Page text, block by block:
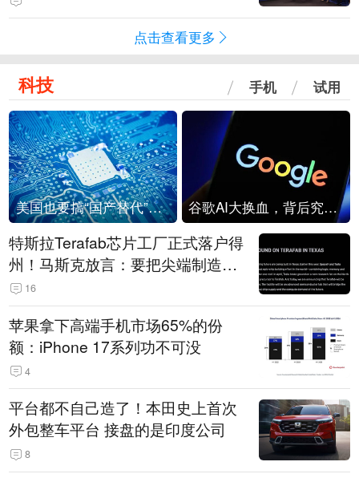
点击查看更多
科技 手机 试用
美国也要搞“国产替代”？先算清三笔账 谷歌AI大换血，背后究竟发生了什么？
特斯拉Terafab芯片工厂正式落户得
州！马斯克放言：要把尖端制造带
回美国
16
苹果拿下高端手机市场65%的份
额：iPhone 17系列功不可没
4
平台都不自己造了！本田史上首次
外包整车平台 接盘的是印度公司
8